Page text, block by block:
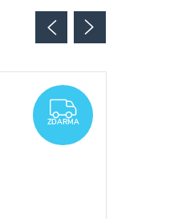
ZDARMA
ZDARMA